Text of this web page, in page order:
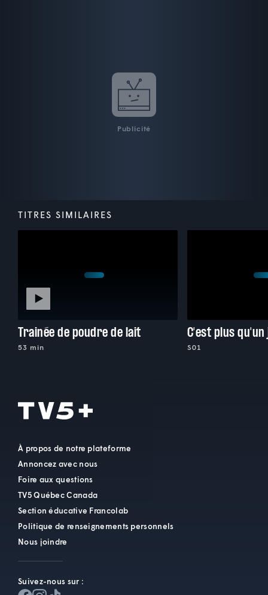
Publicité
TITRES SIMILAIRES
Trainée de poudre de lait
53 min
C'est plus
S01
À propos de notre plateforme
Annoncez avec nous
Foire aux questions
TV5 Québec Canada
Section éducative Francolab
Politique de renseignements personnels
Nous joindre
Suivez-nous sur :